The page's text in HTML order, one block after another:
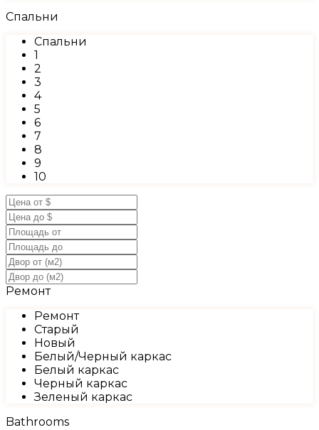
Спальни
Спальни
1
2
3
4
5
6
7
8
9
10
Ремонт
Ремонт
Старый
Новый
Белый/Черный каркас
Белый каркас
Черный каркас
Зеленый каркас
Bathrooms